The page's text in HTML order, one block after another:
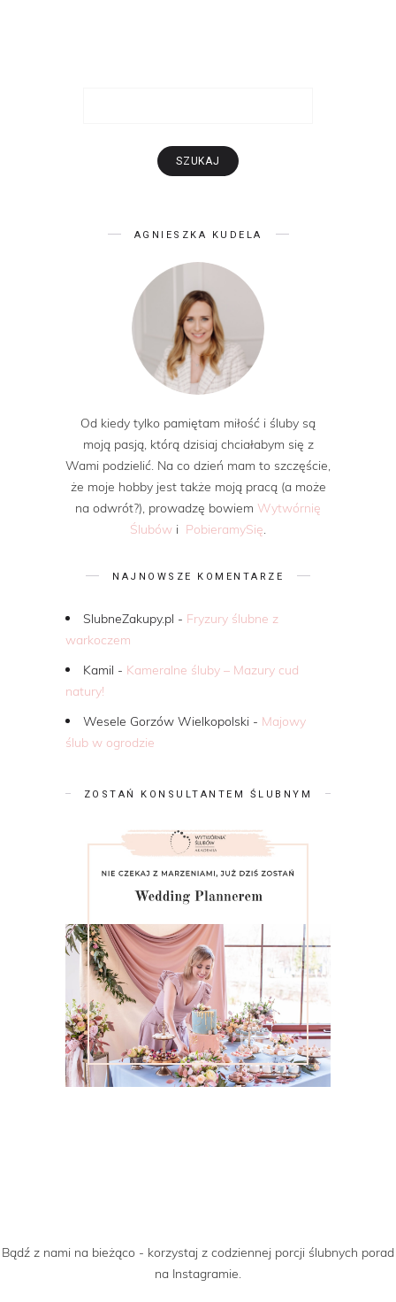
AGNIESZKA KUDELA
Od kiedy tylko pamiętam miłość i śluby są
moją pasją, którą dzisiaj chciałabym się z
Wami podzielić. Na co dzień mam to szczęście,
że moje hobby jest także moją pracą (a może
na odwrót?), prowadzę bowiem Wytwórnię
Ślubów i PobieramySię.
NAJNOWSZE KOMENTARZE
SlubneZakupy.pl - Fryzury ślubne z
warkoczem
Kamil - Kameralne śluby – Mazury cud
natury!
Wesele Gorzów Wielkopolski - Majowy
ślub w ogrodzie
ZOSTAŃ KONSULTANTEM ŚLUBNYM
Bądź z nami na bieżąco - korzystaj z codziennej porcji ślubnych porad
na Instagramie.